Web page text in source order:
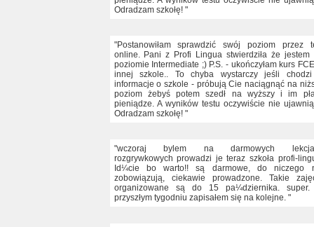
Odradzam szkołę! "
"Postanowiłam sprawdzić swój poziom przez
online. Pani z Profi Lingua stwierdziła że jestem
poziomie Intermediate ;) P.S. - ukończyłam kurs
innej szkole.. To chyba wystarczy jeśli
informacje o szkole - próbują Cie naciągnąć na
poziom żebyś potem szedł na wyższy i im
pieniądze. A wyników testu oczywiście nie
Odradzam szkołę! "
"wczoraj bylem na darmowych
rozgrywkowych prowadzi je teraz szkoła profi-
Id¼cie bo warto!! są darmowe, do niczego
zobowiązują, ciekawie prowadzone. Takie
organizowane są do 15 pa¼dziernika.
przyszłym tygodniu zapisałem się na kolejne. "